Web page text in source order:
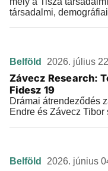
társadalmi,
Belföld 2026. július
Závecz Research:
Fidesz 19
Drámai átrendeződés
Endre és Závecz Tibor
Belföld 2026. június